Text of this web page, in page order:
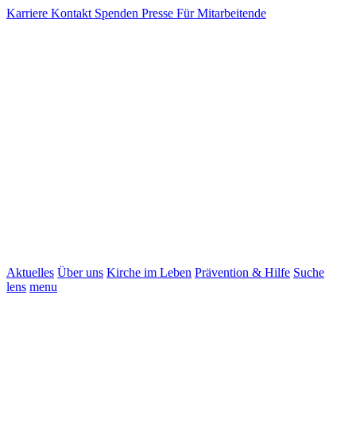
Karriere Kontakt Spenden Presse Für Mitarbeitende
Aktuelles Über uns Kirche im Leben Prävention & Hilfe Suche
lens menu